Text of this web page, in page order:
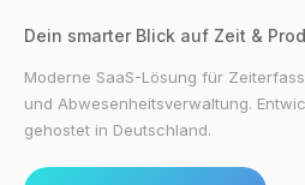
Dein smarter Blick auf Zeit &
Moderne SaaS-Lösung für
und Abwesenheitsverwaltung.
gehostet in Deutschland.